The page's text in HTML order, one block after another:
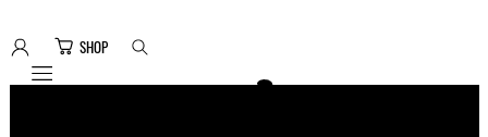
Mobile navigation
SHOP